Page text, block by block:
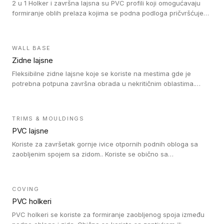
2 u 1 Holker i završna lajsna su PVC profili koji omogućavaju
formiranje oblih prelaza kojima se podna podloga pričvršćuje
WALL BASE
Zidne lajsne
Fleksibilne zidne lajsne koje se koriste na mestima gde je
potrebna potpuna završna obrada u nekritičnim oblastima.
TRIMS & MOULDINGS
PVC lajsne
Koriste za završetak gornje ivice otpornih podnih obloga sa
zaobljenim spojem sa zidom.. Koriste se obično sa
rešenje).
COVING
PVC holkeri
PVC holkeri se koriste za formiranje zaobljenog spoja između